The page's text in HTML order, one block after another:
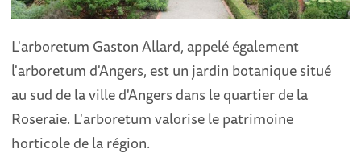
L'arboretum Gaston Allard, appelé également
l'arboretum d'Angers, est un jardin botanique situé
au sud de la ville d'Angers dans le quartier de la
Roseraie. L'arboretum valorise le patrimoine
horticole de la région.